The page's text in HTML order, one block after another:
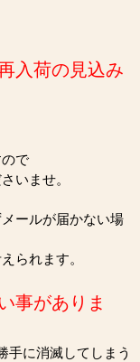
入荷の見込み
で
いませ。
ールが届かない場
られます。
事がありま
手に消滅してしまう